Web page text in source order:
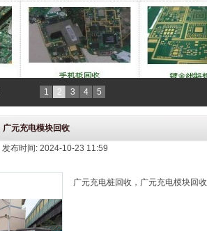
1 2 3 4 5
广元充电模块回收
布时间: 2024-10-23 11:59
广元充电桩回收，广元充电模块回收